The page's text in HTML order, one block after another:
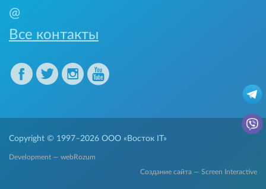
@
Все контакты
Copyright © 1997–2026 ООО «Восток IT»
Development — webRozum
Создание сайта — Screen Interactive